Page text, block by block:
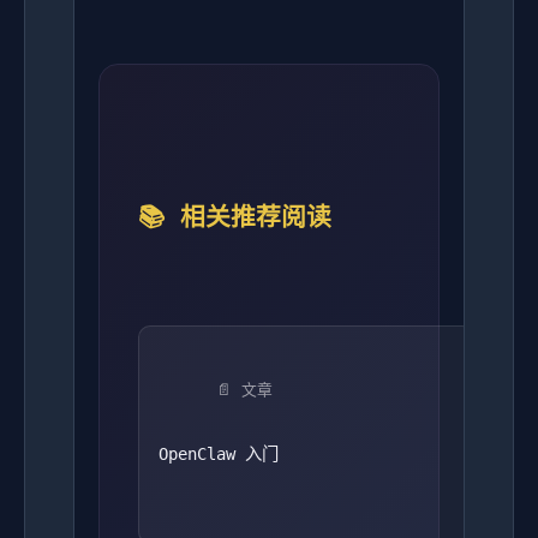
📚 相关推荐阅读
📄 文章
OpenClaw 入门